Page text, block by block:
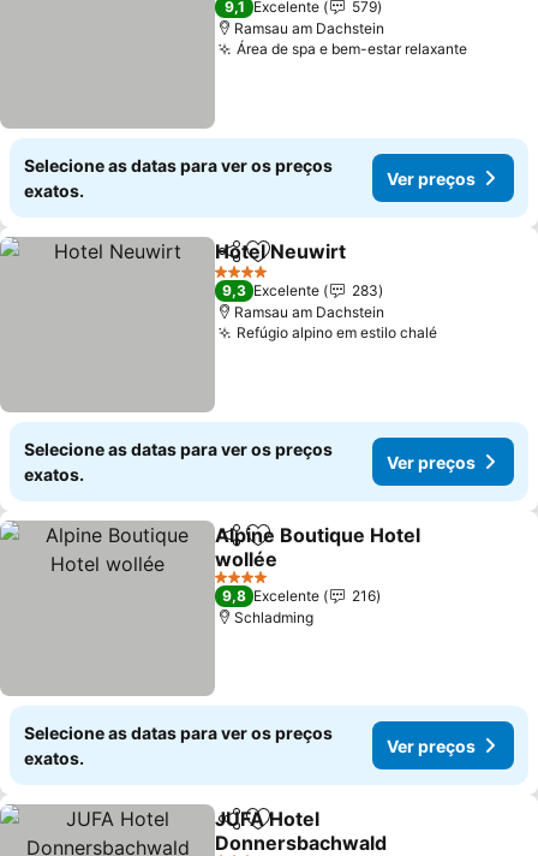
9,1 Excelente
579
Ramsau am Dachstein
Área de spa e bem-estar relaxante
Selecione as datas para ver os preços
exatos.
Ver preços
PartilharAdicionar aos favoritos
Hotel Neuwirt
4 Estrelas
9,3 Excelente
283
Ramsau am Dachstein
Refúgio alpino em estilo chalé
Selecione as datas para ver os preços
exatos.
Ver preços
PartilharAdicionar aos favoritos
Alpine Boutique Hotel
wollée
4 Estrelas
9,8 Excelente
216
Schladming
Selecione as datas para ver os preços
exatos.
Ver preços
PartilharAdicionar aos favoritos
JUFA Hotel
Donnersbachwald